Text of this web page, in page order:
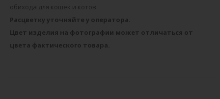
обихода для кошек и котов.
Расцветку уточняйте у оператора.
Цвет изделия на фотографии может отличаться от
цвета фактического товара.